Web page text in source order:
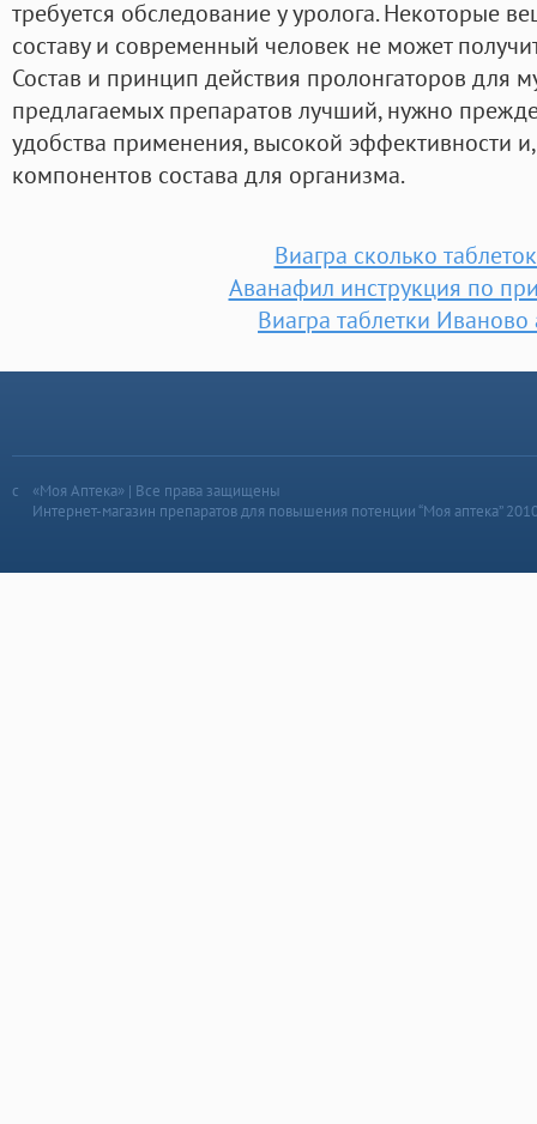
требуется обследование у уролога. Некоторые
составу и современный человек не может
Состав и принцип действия пролонгаторов для
предлагаемых препаратов лучший, нужно
удобства применения, высокой эффективности
компонентов состава для организма.
Виагра сколько
Аванафил инструкция по
Виагра таблетки Иваново
«Моя Аптека» | Все права защищены
Интернет-магазин препаратов для повышения потенции “Моя аптека”